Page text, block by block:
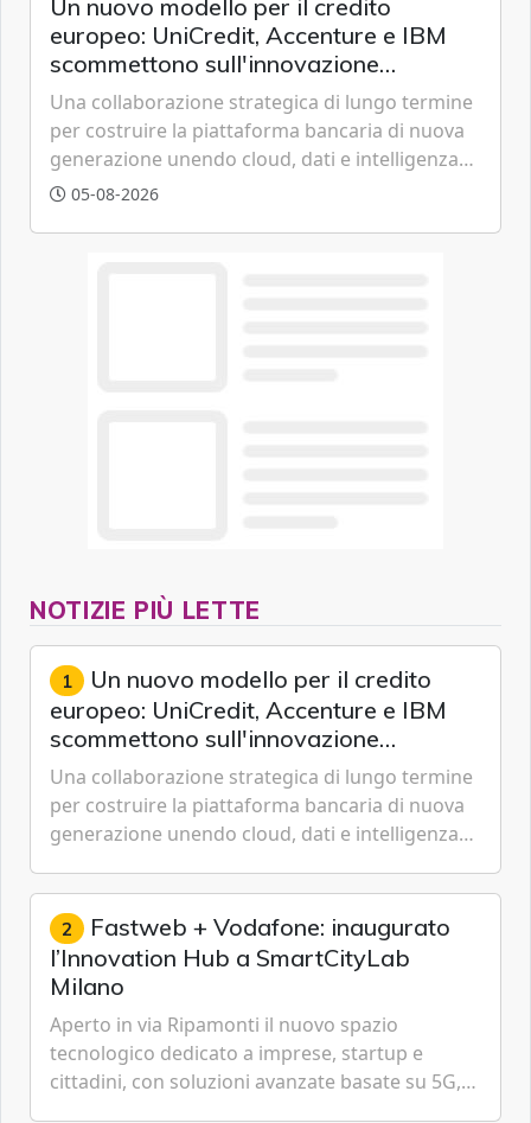
Un nuovo modello per il credito
europeo: UniCredit, Accenture e IBM
scommettono sull'innovazione
tecnologica
Una collaborazione strategica di lungo termine
per costruire la piattaforma bancaria di nuova
generazione unendo cloud, dati e intelligenza
artificiale.
05-08-2026
NOTIZIE PIÙ LETTE
1 Un nuovo modello per il credito
europeo: UniCredit, Accenture e IBM
scommettono sull'innovazione
tecnologica
Una collaborazione strategica di lungo termine
per costruire la piattaforma bancaria di nuova
generazione unendo cloud, dati e intelligenza
2 Fastweb + Vodafone: inaugurato
l’Innovation Hub a SmartCityLab
Milano
Aperto in via Ripamonti il nuovo spazio
tecnologico dedicato a imprese, startup e
cittadini, con soluzioni avanzate basate su 5G,